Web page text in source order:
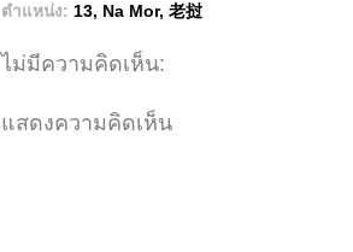
ตำแหน่ง: 13, Na Mor, 老挝
ไม่มีความคิดเห็น:
แสดงความคิดเห็น